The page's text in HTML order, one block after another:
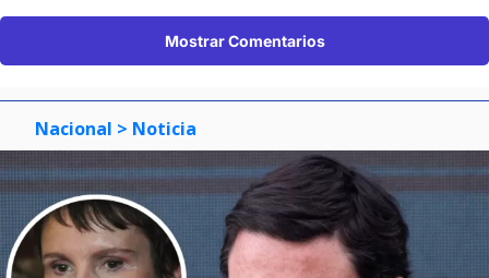
Mostrar Comentarios
Nacional > Noticia